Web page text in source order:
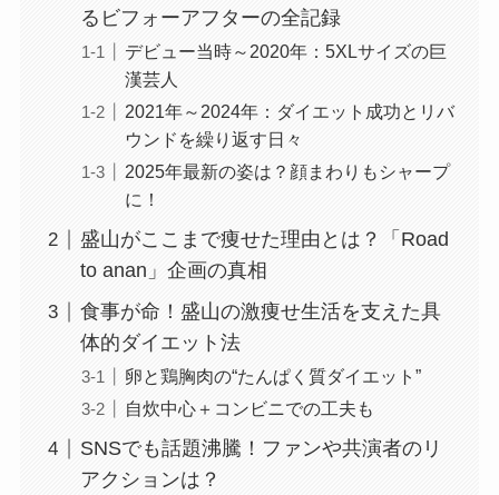
るビフォーアフターの全記録
デビュー当時～2020年：5XLサイズの巨
漢芸人
2021年～2024年：ダイエット成功とリバ
ウンドを繰り返す日々
2025年最新の姿は？顔まわりもシャープ
に！
盛山がここまで痩せた理由とは？「Road
to anan」企画の真相
食事が命！盛山の激痩せ生活を支えた具
体的ダイエット法
卵と鶏胸肉の“たんぱく質ダイエット”
自炊中心＋コンビニでの工夫も
SNSでも話題沸騰！ファンや共演者のリ
アクションは？